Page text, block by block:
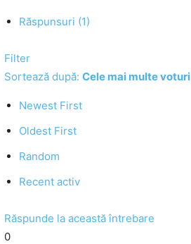
Răspunsuri (1)
Filter
Sortează după: Cele mai multe voturi
Newest First
Oldest First
Random
Recent activ
Răspunde la această întrebare
0